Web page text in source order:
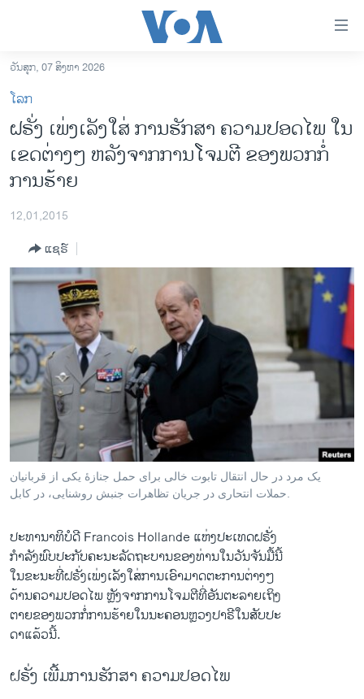
ເຂົ້າ
ຫາ
ຂ້າມ
ຂ້າມ
ໄປ
ຫາ
ຊອກ
ລາວ
ອາເມຣິກາ
ການເລືອກຕັ້ງ ປະທານາທີບໍດີ ສະຫະລັດ 2024
ອິດສະຫຼະພາບດ້ານການຂ່າວ
ຊີວິດຊາວລາວ
ຊຸມຊົນຊາວລາວ
ວິທະຍາສາດ-ເທັກໂນໂລຈີ
ທຸລະກິດ
ພາສາອັງກິດ
ວີດີໂອ
ສຽງ
ລາຍງານ
ຕິດຕາມພວກເຮົາ ທີ່
ພາສາຕ່າງໆ
ວັນສຸກ, 07 ສິງຫາ 2026
ໂລກ
ຝຣັ່ງ ເພ່ງເລັງໃສ່ ການຮັກສາ ຄວາມປອດໄພ ໃນ
ເຂດຕ່າງໆ ຫລັງຈາກການໂຈມຕີ ຂອງພວກກໍ່
ການຮ້າຍ
12,01,2015
ແຊຣ໌
یک مرد در حال انتقال تابوت خالی برای حمل جنازۀ یکی از قربانیان
حملات انتحاری در جریان تظاهرات جنبش روشنایی، در کابل.
ປະທານາທິບໍດີ Francois Hollande ​ແຫ່ງ​ປະ​ເທດ​ຝຣັ່ງ
ກຳລັງ​ພົບ​ປະ​ກັບ​ຄະນະ​ລັດຖະບານ​ຂອງ​ທ່ານ​ໃນ​ວັນ​ຈັນ​ມື້​ນີ້
​ໃນ​ຂະນະ​ທີ່​ຝຣັ່ງ​ເພ່ງ​ເລັງ​ໃສ່​ການ​ເອົາ​ມາດ​ຕະການ​ຕ່າງໆ​
ດ້ານ​ຄວາມ​ປອດ​ໄພ ຫຼັງ​ຈາກ​ການໂຈມ​ຕີ​ທີ່ອັນຕະລາຍ​ເຖິງ​
ຕາຍ​ຂອງ​ພວກ​ກໍ່​ການ​ຮ້າຍ​ໃນ​ນະຄອນຫຼວງ​ປາຣີ​ໃນ​ສັບປະ
ດາ​ແລ້ວ​ນີ້.
ຝຣັ່ງ ເພີ້ມການຮັກສາ ຄວາມປອດໄພ